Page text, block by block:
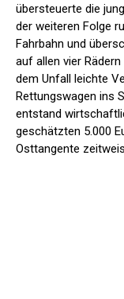
übersteuerte die
der weiteren Folge
Fahrbahn und
auf allen vier
dem Unfall leichte
Rettungswagen ins
entstand
geschätzten 5.000
Osttangente